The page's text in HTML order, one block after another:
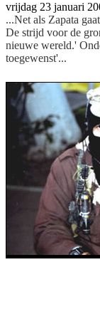
vrijdag 23 januari
...Net als Zapata
De strijd voor de
nieuwe wereld.'
toegewenst'...